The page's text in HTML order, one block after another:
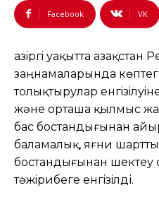
Facebook VK
Қазiргi уақытта
заңнамаларында
толықтырулар
және орташа қылмыс
бас бостандығынан
баламалық, яғни
бостандығынан шектеу
тәжiрибеге енгiзiлді.